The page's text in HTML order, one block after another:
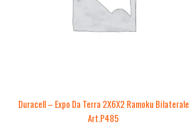
Duracell – Expo Da Terra 2X6X2 Ramoku Bilaterale
Art.P485